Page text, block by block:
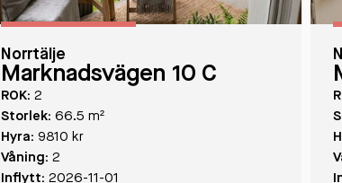
Norrtälje
Marknadsvägen 10 C
ROK: 2
Storlek: 66.5 m²
Hyra: 9810 kr
Våning: 2
Inflytt: 2026-11-01